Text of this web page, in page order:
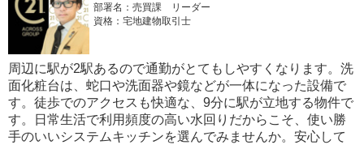
部署名：売買課 リーダー
資格：宅地建物取引士
周辺に駅が2駅あるので通勤がとてもしやすくなります。洗
面化粧台は、蛇口や洗面器や鏡などが一体になった設備で
す。徒歩でのアクセスも快適な、9分に駅が立地する物件で
す。日常生活で利用頻度の高い水回りだからこそ、使い勝
手のいいシステムキッチンを選んでみませんか。安心して